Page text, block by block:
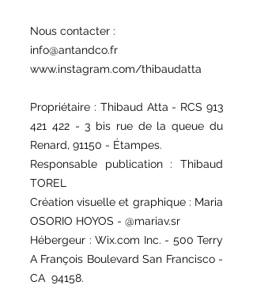
Nous contacter :
info@antandco.fr
www.instagram.com/thibaudatta
Propriétaire : Thibaud Atta - RCS 913
421 422 - 3 bis rue de la queue du
Renard, 91150 - Étampes.
Responsable publication : Thibaud
TOREL
Création visuelle et graphique : Maria
OSORIO HOYOS - @mariav.sr
Hébergeur : Wix.com Inc. - 500 Terry
A François Boulevard San Francisco -
CA 94158.